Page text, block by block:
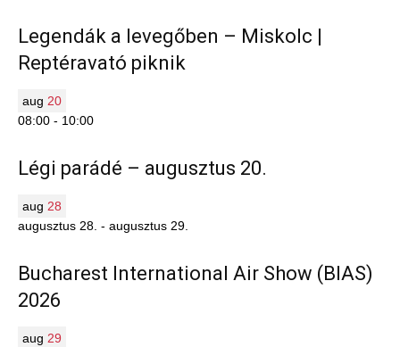
Legendák a levegőben – Miskolc |
Reptéravató piknik
aug 20
08:00 - 10:00
Légi parádé – augusztus 20.
aug 28
augusztus 28. - augusztus 29.
Bucharest International Air Show (BIAS)
2026
aug 29